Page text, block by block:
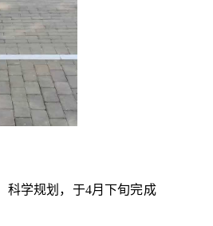
科学规划，于4月下旬完成